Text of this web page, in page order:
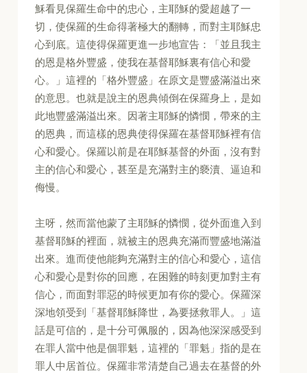
穌看見保羅生命中的忠心，主耶穌的愛超越了一
切，使保羅的生命得著極大的翻轉，而對主耶穌忠
心到底。這使得保羅更進一步地宣告：「並且我主
的恩是格外豐盛，使我在基督耶穌裏有信心和愛
心。」這裡的「格外豐盛」在原文是豐盛滿溢出來
的意思。也就是說主的恩典傾倒在保羅身上，是如
此地豐盛滿溢出來。因著主耶穌的憐憫，帶來的主
的恩典，而這樣的恩典使得保羅在基督耶穌裡有信
心和愛心。保羅以前是在耶穌基督的外面，沒有對
主的信心和愛心，甚至是充滿對主的褻瀆、逼迫和
侮慢。
主呀，然而當他蒙了主耶穌的憐憫，從外面進入到
基督耶穌的裡面，就被主的恩典充滿而豐盛地滿溢
出來。進而使他能夠充滿對主的信心和愛心，這信
心和愛心是對你的回應，在困難的時刻更加對主有
信心，而面對罪惡的時候更加有你的愛心。保羅深
深地領受到「基督耶穌降世，為要拯救罪人。」這
話是可信的，是十分可佩服的，因為他深深感受到
在罪人當中他是個罪魁，這裡的「罪魁」指的是在
罪人中居首位。保羅非常清楚自己過去在基督的外